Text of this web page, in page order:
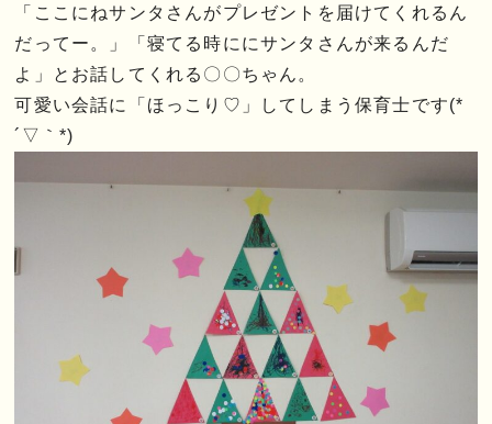
「ここにねサンタさんがプレゼントを届けてくれるん
だってー。」「寝てる時ににサンタさんが来るんだ
よ」とお話してくれる〇〇ちゃん。
可愛い会話に「ほっこり♡」してしまう保育士です(*
´▽｀*)